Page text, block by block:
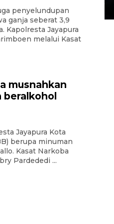
penyelundupan
ganja seberat 3,9
Kapolresta Jayapura
melalui Kasat
musnahkan
beralkohol
Jayapura Kota
berupa minuman
Kasat Narkoba
Pardededi ...
WIB, 2022